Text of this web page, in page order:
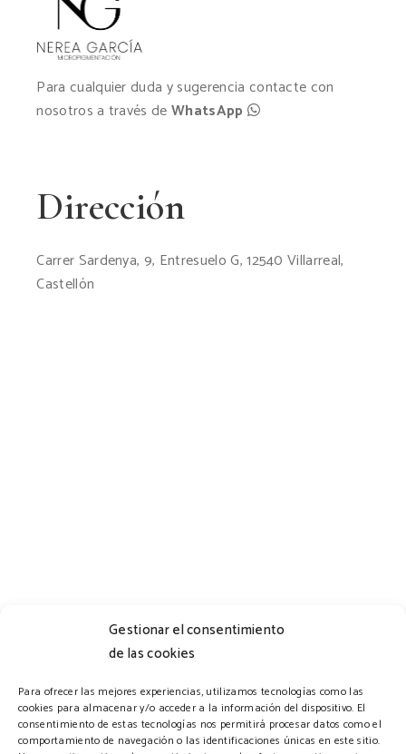
Gestionar el consentimiento
de las cookies
Para ofrecer las mejores experiencias, utilizamos tecnologías como las
cookies para almacenar y/o acceder a la información del dispositivo. El
consentimiento de estas tecnologías nos permitirá procesar datos como el
comportamiento de navegación o las identificaciones únicas en este sitio.
Para cualquier duda y sugerencia contacte con
nosotros a través deWhatsApp
Dirección
Carrer Sardenya, 9, Entresuelo G, 12540 Villarreal,
Castellón
Horario